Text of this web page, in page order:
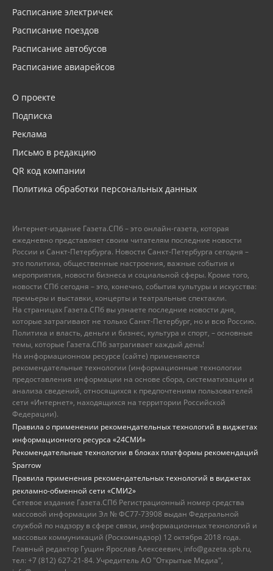
Расписание электричек
Расписание поездов
Расписание автобусов
Расписание авиарейсов
О проекте
Подписка
Реклама
Письмо в редакцию
QR код компании
Политика обработки персональных данных
Интернет-издание Газета.СПб – это онлайн-газета, которая
ежедневно представляет своим читателям последние новости
России и Санкт-Петербурга. Новости Санкт-Петербурга сегодня –
это политика, общественные настроения, важные события и
мероприятия, новости бизнеса и социальной сферы. Кроме того,
новости СПб сегодня – это, конечно, события культуры и искусства:
премьеры и выставки, концерты и театральные спектакли.
На страницах Газета.СПб вы узнаете последние новости дня,
которые затрагивают не только Санкт-Петербург, но и всю Россию.
Политика и власть, деньги и бизнес, культура и спорт, – основные
темы, которые Газета.СПб затрагивает каждый день!
На информационном ресурсе (сайте) применяются
рекомендательные технологии (информационные технологии
предоставления информации на основе сбора, систематизации и
анализа сведений, относящихся к предпочтениям пользователей
сети «Интернет», находящихся на территории Российской
Федерации).
Правила о применении рекомендательных технологий в виджетах
информационного ресурса «24СМИ»
Рекомендательные технологии в блоках платформы рекомендаций
Sparrow
Правила применения рекомендательных технологий в виджетах
рекламно-обменной сети «СМИ2»
Сетевое издание Газета.СПб Регистрационный номер средства
массовой информации Эл № ФС77-73908 выдан Федеральной
службой по надзору в сфере связи, информационных технологий и
массовых коммуникаций (Роскомнадзор) 12 октября 2018 года.
Главный редактор Гущин Ярослав Алексеевич, info@gazeta.spb.ru,
тел: +7 (812) 627-21-84. Учредитель АО "Открытые Медиа",